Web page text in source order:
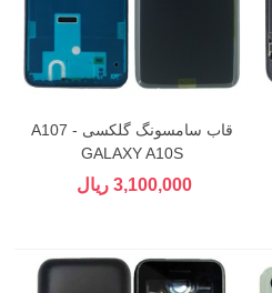
قاب سامسونگ گلکسی A107 -
GALAXY A10S
3,100,000 ریال